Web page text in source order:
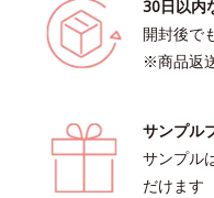
30日以内
開封後で
※商品返
サンプル
サンプル
だけます